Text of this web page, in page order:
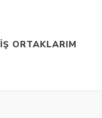
İŞ ORTAKLARIM